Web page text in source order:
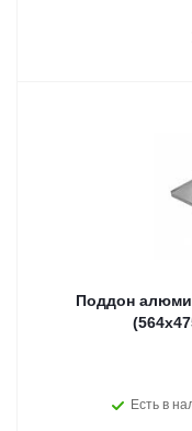
Поддон
Есть в